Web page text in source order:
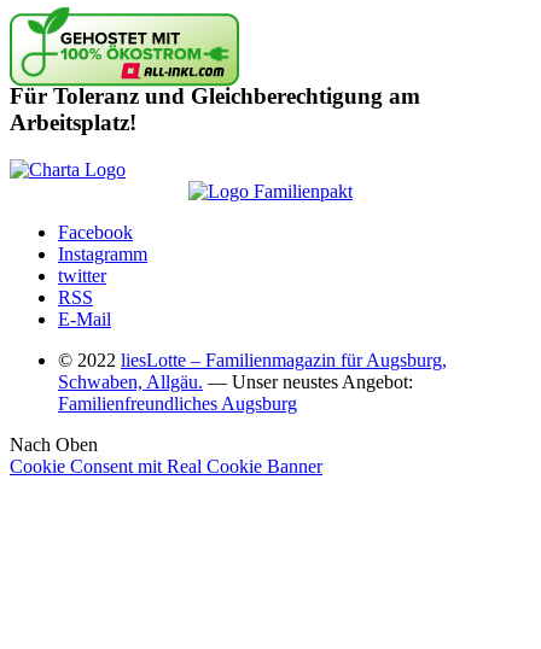
Für Toleranz und Gleichberechtigung am
Arbeitsplatz!
Facebook
Instagramm
twitter
RSS
E-Mail
© 2022 liesLotte – Familienmagazin für Augsburg,
Schwaben, Allgäu. — Unser neustes Angebot:
Familienfreundliches Augsburg
Nach Oben
Cookie Consent mit Real Cookie Banner